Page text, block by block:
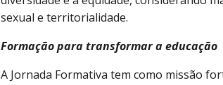
sexual e territorialidade.
Formação para transformar a educação
A Jornada Formativa tem como missão